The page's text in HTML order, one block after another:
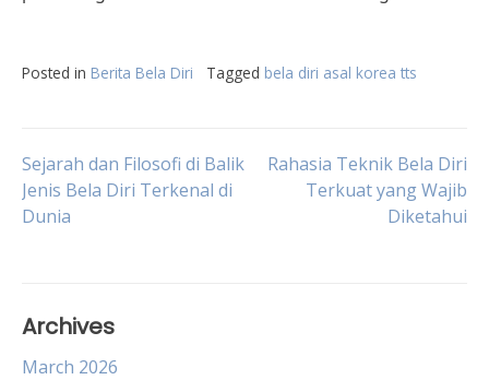
Posted in Berita Bela Diri Tagged bela diri asal korea tts
Post
navigation
Sejarah dan Filosofi di Balik
Jenis Bela Diri Terkenal di
Dunia
Rahasia Teknik Bela Diri
Terkuat yang Wajib
Diketahui
Archives
March 2026